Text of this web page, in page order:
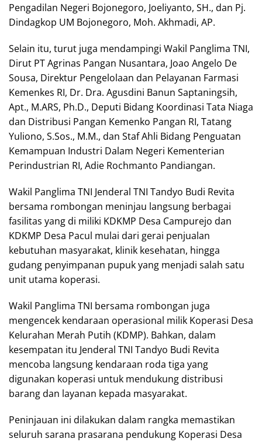
Pengadilan Negeri Bojonegoro, Joeliyanto, SH., dan Pj.
Dindagkop UM Bojonegoro, Moh. Akhmadi, AP.
Selain itu, turut juga mendampingi Wakil Panglima TNI,
Dirut PT Agrinas Pangan Nusantara, Joao Angelo De
Sousa, Direktur Pengelolaan dan Pelayanan Farmasi
Kemenkes RI, Dr. Dra. Agusdini Banun Saptaningsih,
Apt., M.ARS, Ph.D., Deputi Bidang Koordinasi Tata Niaga
dan Distribusi Pangan Kemenko Pangan RI, Tatang
Yuliono, S.Sos., M.M., dan Staf Ahli Bidang Penguatan
Kemampuan Industri Dalam Negeri Kementerian
Perindustrian RI, Adie Rochmanto Pandiangan.
Wakil Panglima TNI Jenderal TNI Tandyo Budi Revita
bersama rombongan meninjau langsung berbagai
fasilitas yang di miliki KDKMP Desa Campurejo dan
KDKMP Desa Pacul mulai dari gerai penjualan
kebutuhan masyarakat, klinik kesehatan, hingga
gudang penyimpanan pupuk yang menjadi salah satu
unit utama koperasi.
Wakil Panglima TNI bersama rombongan juga
mengencek kendaraan operasional milik Koperasi Desa
Kelurahan Merah Putih (KDMP). Bahkan, dalam
kesempatan itu Jenderal TNI Tandyo Budi Revita
mencoba langsung kendaraan roda tiga yang
digunakan koperasi untuk mendukung distribusi
barang dan layanan kepada masyarakat.
Peninjauan ini dilakukan dalam rangka memastikan
seluruh sarana prasarana pendukung Koperasi Desa